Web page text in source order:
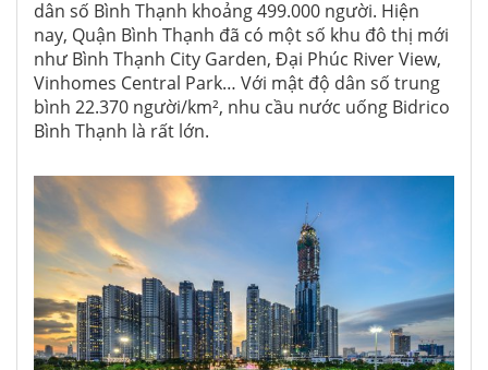
dân số Bình Thạnh khoảng 499.000 người. Hiện
nay, Quận Bình Thạnh đã có một số khu đô thị mới
như Bình Thạnh City Garden, Đại Phúc River View,
Vinhomes Central Park… Với mật độ dân số trung
bình 22.370 người/km², nhu cầu nước uống Bidrico
Bình Thạnh là rất lớn.